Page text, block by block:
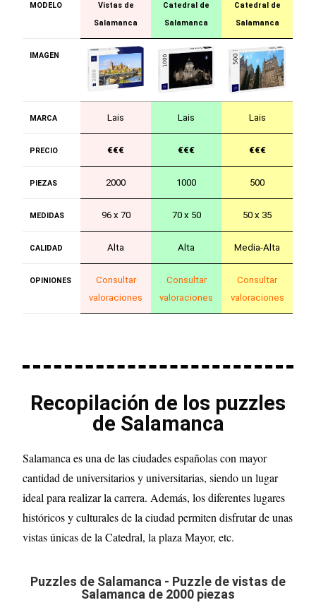
MODELO
Vistas de
Salamanca
Catedral de
Salamanca
Catedral de
Salamanca
IMAGEN
MARCA Lais Lais Lais
PRECIO €€€ €€€ €€€
PIEZAS 2000 1000 500
MEDIDAS 96 x 70 70 x 50 50 x 35
CALIDAD Alta Alta Media-Alta
OPINIONES
Consultar
valoraciones
Consultar
valoraciones
Consultar
valoraciones
Recopilación de los puzzles
de Salamanca
Salamanca es una de las ciudades españolas con mayor
cantidad de universitarios y universitarias, siendo un lugar
ideal para realizar la carrera. Además, los diferentes lugares
históricos y culturales de la ciudad permiten disfrutar de unas
vistas únicas de la Catedral, la plaza Mayor, etc.
Puzzles de Salamanca - Puzzle de vistas de
Salamanca de 2000 piezas